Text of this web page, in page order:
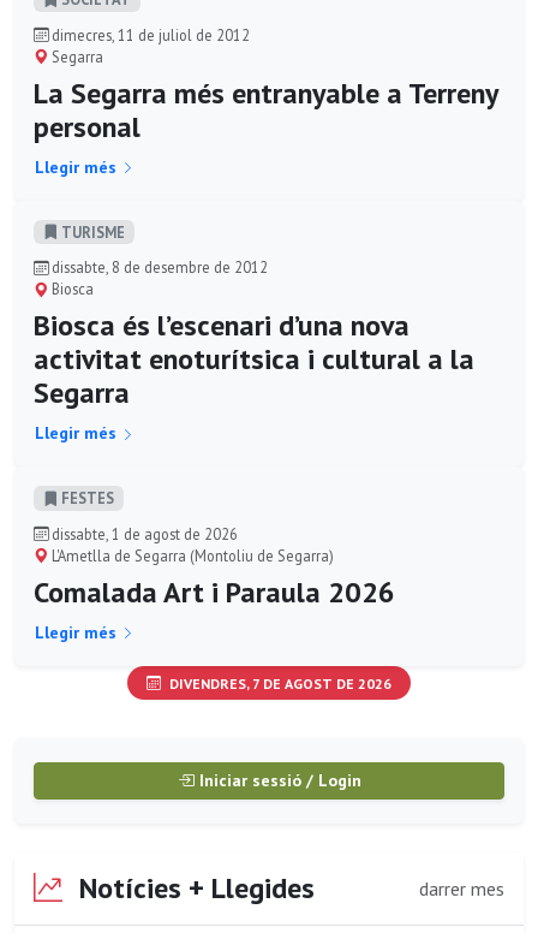
dimecres, 11 de juliol de 2012
Segarra
La Segarra més entranyable a Terreny
personal
Llegir més
TURISME
dissabte, 8 de desembre de 2012
Biosca
Biosca és l’escenari d’una nova
activitat enoturítsica i cultural a la
Segarra
Llegir més
FESTES
dissabte, 1 de agost de 2026
L'Ametlla de Segarra (Montoliu de Segarra)
Comalada Art i Paraula 2026
Llegir més
DIVENDRES, 7 DE AGOST DE 2026
Iniciar sessió / Login
Notícies + Llegides darrer mes